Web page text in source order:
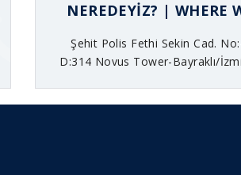
NEREDEYİZ? | WHERE
Şehit Polis Fethi Sekin Cad.
D:314 Novus Tower-Bayraklı/